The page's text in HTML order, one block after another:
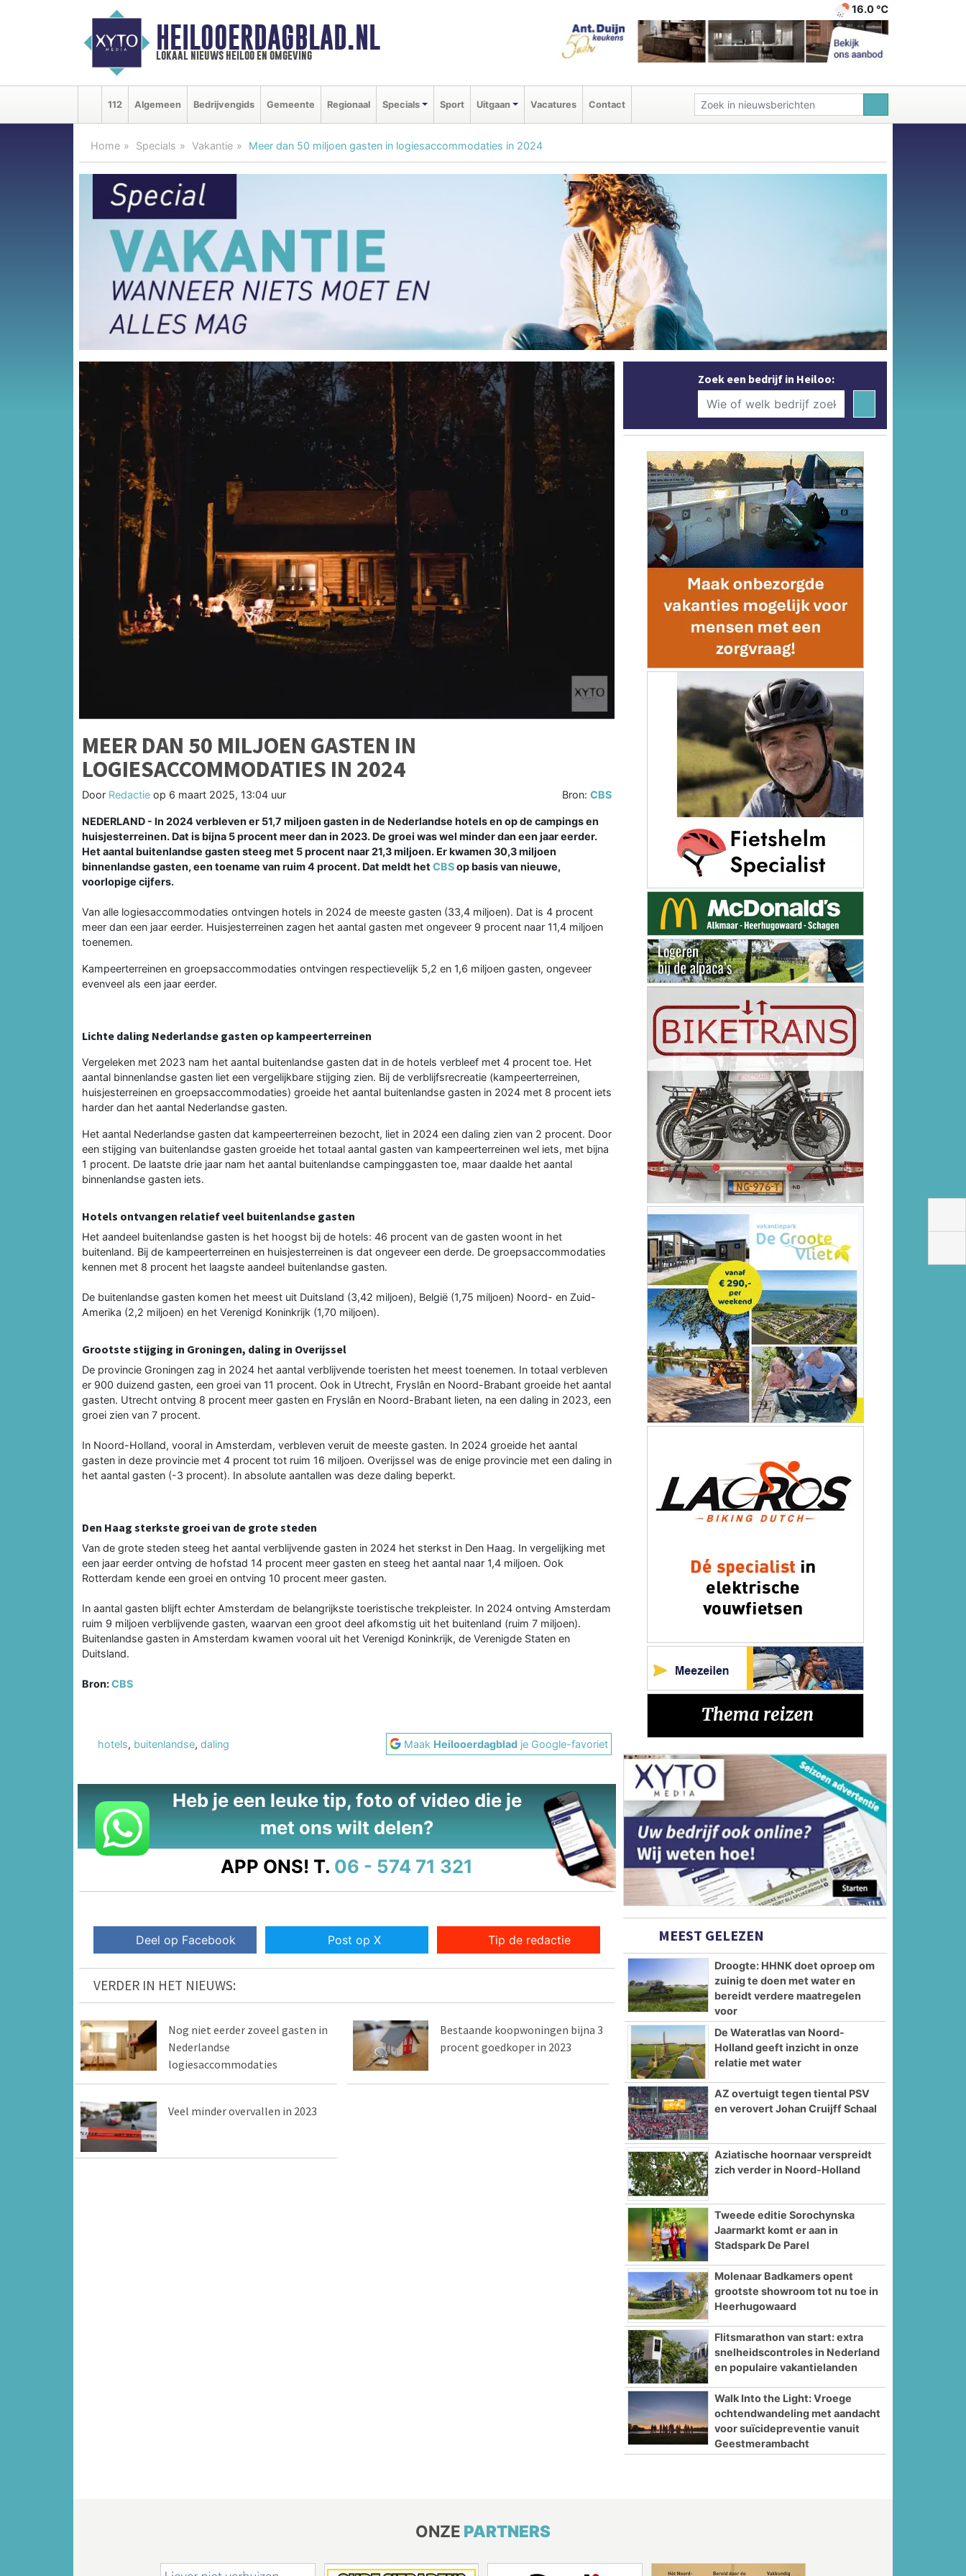
HEILOOERDAGBLAD.NL
lokaal nieuws heiloo en omgeving
16.0 ℃
112 Algemeen Bedrijvengids Gemeente Regionaal Specials Sport Uitgaan Vacatures Contact
Home Specials Vakantie Meer dan 50 miljoen gasten in logiesaccommodaties in 2024
MEER DAN 50 MILJOEN GASTEN IN
LOGIESACCOMMODATIES IN 2024
Door Redactie op 6 maart 2025, 13:04 uur Bron:CBS
NEDERLAND - In 2024 verbleven er 51,7 miljoen gasten in de Nederlandse hotels en op de campings en
huisjesterreinen. Dat is bijna 5 procent meer dan in 2023. De groei was wel minder dan een jaar eerder.
Het aantal buitenlandse gasten steeg met 5 procent naar 21,3 miljoen. Er kwamen 30,3 miljoen
binnenlandse gasten, een toename van ruim 4 procent. Dat meldt het CBSop basis van nieuwe,
voorlopige cijfers.
Van alle logiesaccommodaties ontvingen hotels in 2024 de meeste gasten (33,4 miljoen). Dat is 4 procent
meer dan een jaar eerder. Huisjesterreinen zagen het aantal gasten met ongeveer 9 procent naar 11,4 miljoen
toenemen.
Kampeerterreinen en groepsaccommodaties ontvingen respectievelijk 5,2 en 1,6 miljoen gasten, ongeveer
evenveel als een jaar eerder.
Lichte daling Nederlandse gasten op kampeerterreinen
Vergeleken met 2023 nam het aantal buitenlandse gasten dat in de hotels verbleef met 4 procent toe. Het
aantal binnenlandse gasten liet een vergelijkbare stijging zien. Bij de verblijfsrecreatie (kampeerterreinen,
huisjesterreinen en groepsaccommodaties) groeide het aantal buitenlandse gasten in 2024 met 8 procent iets
harder dan het aantal Nederlandse gasten.
Het aantal Nederlandse gasten dat kampeerterreinen bezocht, liet in 2024 een daling zien van 2 procent. Door
een stijging van buitenlandse gasten groeide het totaal aantal gasten van kampeerterreinen wel iets, met bijna
1 procent. De laatste drie jaar nam het aantal buitenlandse campinggasten toe, maar daalde het aantal
binnenlandse gasten iets.
Hotels ontvangen relatief veel buitenlandse gasten
Het aandeel buitenlandse gasten is het hoogst bij de hotels: 46 procent van de gasten woont in het
buitenland. Bij de kampeerterreinen en huisjesterreinen is dat ongeveer een derde. De groepsaccommodaties
kennen met 8 procent het laagste aandeel buitenlandse gasten.
De buitenlandse gasten komen het meest uit Duitsland (3,42 miljoen), België (1,75 miljoen) Noord- en Zuid-
Amerika (2,2 miljoen) en het Verenigd Koninkrijk (1,70 miljoen).
Grootste stijging in Groningen, daling in Overijssel
De provincie Groningen zag in 2024 het aantal verblijvende toeristen het meest toenemen. In totaal verbleven
er 900 duizend gasten, een groei van 11 procent. Ook in Utrecht, Fryslân en Noord-Brabant groeide het aantal
gasten. Utrecht ontving 8 procent meer gasten en Fryslân en Noord-Brabant lieten, na een daling in 2023, een
groei zien van 7 procent.
In Noord-Holland, vooral in Amsterdam, verbleven veruit de meeste gasten. In 2024 groeide het aantal
gasten in deze provincie met 4 procent tot ruim 16 miljoen. Overijssel was de enige provincie met een daling in
het aantal gasten (-3 procent). In absolute aantallen was deze daling beperkt.
Den Haag sterkste groei van de grote steden
Van de grote steden steeg het aantal verblijvende gasten in 2024 het sterkst in Den Haag. In vergelijking met
een jaar eerder ontving de hofstad 14 procent meer gasten en steeg het aantal naar 1,4 miljoen. Ook
Rotterdam kende een groei en ontving 10 procent meer gasten.
In aantal gasten blijft echter Amsterdam de belangrijkste toeristische trekpleister. In 2024 ontving Amsterdam
ruim 9 miljoen verblijvende gasten, waarvan een groot deel afkomstig uit het buitenland (ruim 7 miljoen).
Buitenlandse gasten in Amsterdam kwamen vooral uit het Verenigd Koninkrijk, de Verenigde Staten en
Duitsland.
Bron:CBS
hotels, buitenlandse, daling Maak Heilooerdagblad je Google-favoriet
Heb je een leuke tip, foto of video die je
met ons wilt delen?
APP ONS! T. 06 - 574 71 321
Deel op Facebook Post op X Tip de redactie
VERDER IN HET NIEUWS:
Nog niet eerder zoveel gasten in
Nederlandse
logiesaccommodaties
Bestaande koopwoningen bijna 3
procent goedkoper in 2023
Veel minder overvallen in 2023
Zoek een bedrijf in Heiloo:
MEEST GELEZEN
Droogte: HHNK doet oproep om
zuinig te doen met water en
bereidt verdere maatregelen
voor
De Wateratlas van Noord-
Holland geeft inzicht in onze
relatie met water
AZ overtuigt tegen tiental PSV
en verovert Johan Cruijff Schaal
Aziatische hoornaar verspreidt
zich verder in Noord-Holland
Tweede editie Sorochynska
Jaarmarkt komt er aan in
Stadspark De Parel
Molenaar Badkamers opent
grootste showroom tot nu toe in
Heerhugowaard
Flitsmarathon van start: extra
snelheidscontroles in Nederland
en populaire vakantielanden
Walk Into the Light: Vroege
ochtendwandeling met aandacht
voor suïcidepreventie vanuit
Geestmerambacht
ONZE PARTNERS